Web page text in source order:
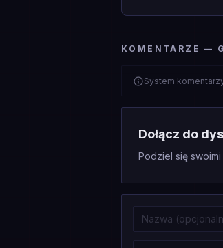
KOMENTARZE —
System
Dołącz do
Podziel się